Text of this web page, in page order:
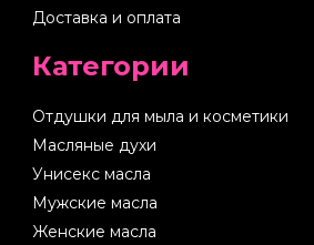
Доставка и оплата
Категории
Отдушки для мыла и косметики
Масляные духи
Унисекс масла
Мужские масла
Женские масла